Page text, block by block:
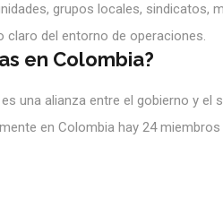
grupos locales, sindicatos,
del entorno de operaciones.
en Colombia?
una alianza entre el gobierno y el
en Colombia hay 24 miembros